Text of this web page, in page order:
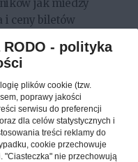
jak miedzy
i ceny biletów
jaki wybierzecie ze
odpowiedniego
jako że Malediwy
Warto poczytać
lub
podróży, które ma
Dla osób, które
- polityka
plików cookie (tzw.
poprawy jakości
serwisu do preferencji
dla celów statystycznych i
treści reklamy do
cookie przechowuje
"Ciasteczka" nie przechowują